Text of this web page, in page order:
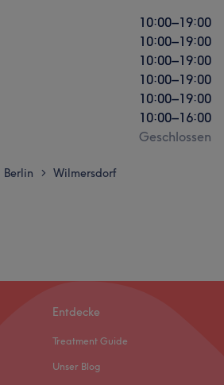
10:00–19:00
10:00–19:00
10:00–19:00
10:00–19:00
10:00–19:00
10:00–16:00
Geschlossen
Berlin > Wilmersdorf
Entdecke
Treatment Guide
Unser Blog